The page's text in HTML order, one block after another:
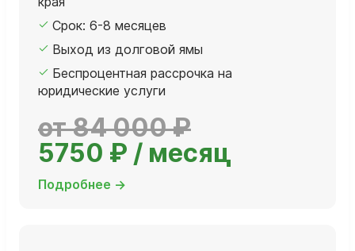
Срок: 6-8 месяцев
Выход из долговой ямы
Беспроцентная рассрочка на
юридические услуги
от 84 000 ₽
5750 ₽ / месяц
Подробнее →